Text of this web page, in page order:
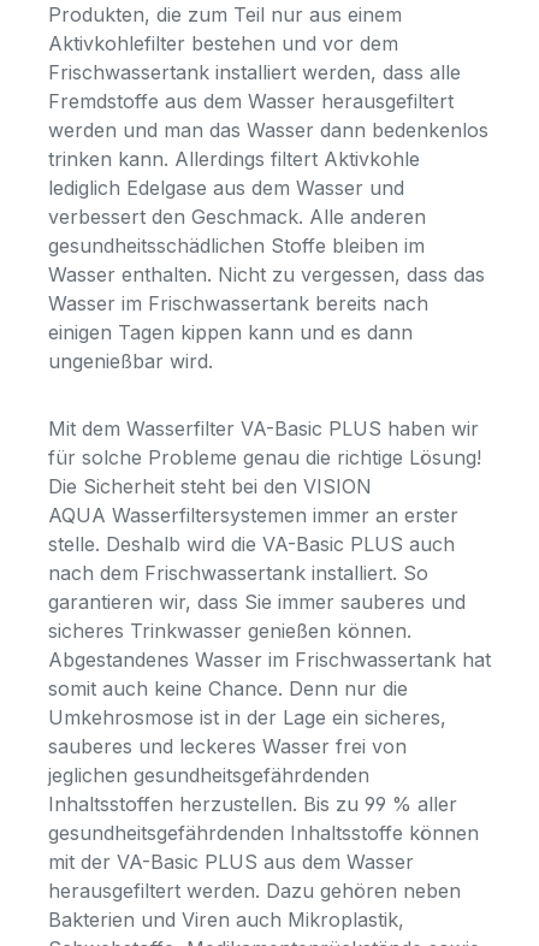
Produkten, die zum Teil nur aus einem
Aktivkohlefilter bestehen und vor dem
Frischwassertank installiert werden, dass alle
Fremdstoffe aus dem Wasser herausgefiltert
werden und man das Wasser dann bedenkenlos
trinken kann. Allerdings filtert Aktivkohle
lediglich Edelgase aus dem Wasser und
verbessert den Geschmack. Alle anderen
gesundheitsschädlichen Stoffe bleiben im
Wasser enthalten. Nicht zu vergessen, dass das
Wasser im Frischwassertank bereits nach
einigen Tagen kippen kann und es dann
ungenießbar wird.
Mit dem Wasserfilter VA-Basic PLUS haben wir
für solche Probleme genau die richtige Lösung!
Die Sicherheit steht bei den VISION
AQUA Wasserfiltersystemen immer an erster
stelle. Deshalb wird die VA-Basic PLUS auch
nach dem Frischwassertank installiert. So
garantieren wir, dass Sie immer sauberes und
sicheres Trinkwasser genießen können.
Abgestandenes Wasser im Frischwassertank hat
somit auch keine Chance. Denn nur die
Umkehrosmose ist in der Lage ein sicheres,
sauberes und leckeres Wasser frei von
jeglichen gesundheitsgefährdenden
Inhaltsstoffen herzustellen. Bis zu 99 % aller
gesundheitsgefährdenden Inhaltsstoffe können
mit der VA-Basic PLUS aus dem Wasser
herausgefiltert werden. Dazu gehören neben
Bakterien und Viren auch Mikroplastik,